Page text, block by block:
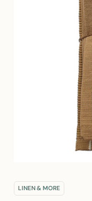
LINEN & MORE